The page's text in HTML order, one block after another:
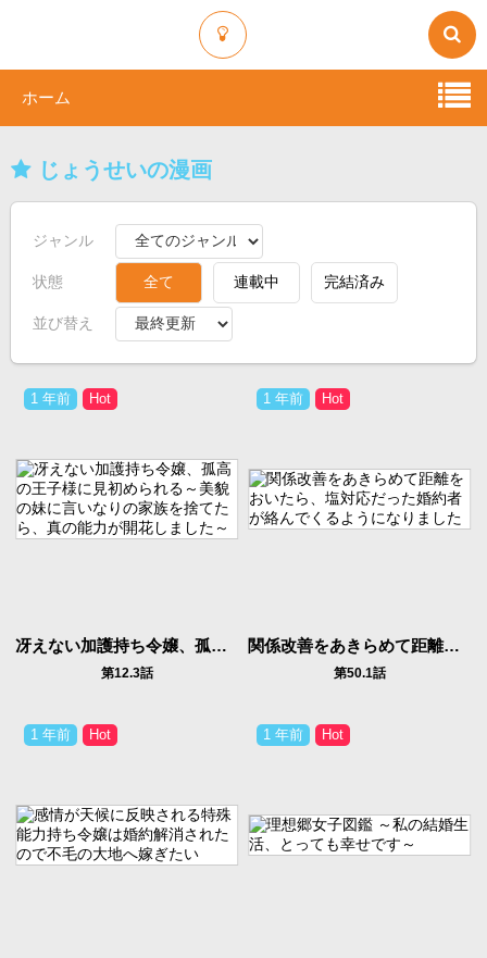
ホーム
じょうせいの漫画
ジャンル
状態 全て 連載中 完結済み
並び替え
1 年前
冴えない加護持ち令嬢、孤高の王子様に見初められる～美貌の妹に言いなりの家族を捨てたら、真の能力が開花しました～
第12.3話
1 年前
関係改善をあきらめて距離をおいたら、塩対応だった婚約者が絡んでくるようになりました
第50.1話
1 年前 1 年前